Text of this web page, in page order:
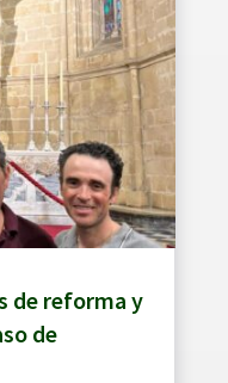
de reforma y
de